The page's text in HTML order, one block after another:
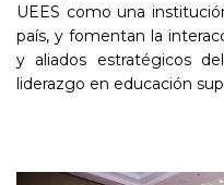
UEES como una
país, y fomentan la
y aliados estratégicos
liderazgo en educación